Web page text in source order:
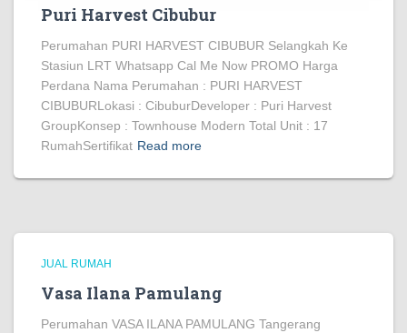
Puri Harvest Cibubur
Perumahan PURI HARVEST CIBUBUR Selangkah Ke
Stasiun LRT Whatsapp Cal Me Now PROMO Harga
Perdana Nama Perumahan : PURI HARVEST
CIBUBURLokasi : CibuburDeveloper : Puri Harvest
GroupKonsep : Townhouse Modern Total Unit : 17
RumahSertifikat Read more
JUAL RUMAH
Vasa Ilana Pamulang
Perumahan VASA ILANA PAMULANG Tangerang